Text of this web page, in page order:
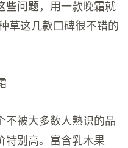
些问题，用一款晚霜就
草这几款口碑很不错的
不被大多数人熟识的品
特别高。富含乳木果